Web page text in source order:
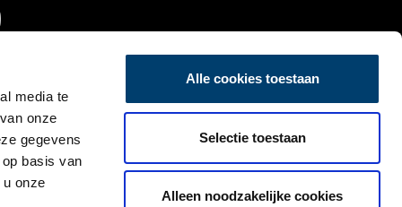
media te
onze
gegevens
basis van
u onze
Alle cookies toestaan
Selectie toestaan
Alleen noodzakelijke cookies